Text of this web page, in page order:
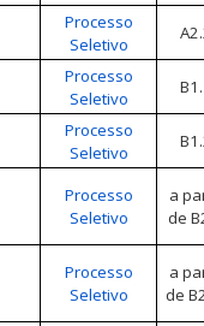
Processo
Seletivo
Processo
Seletivo
Processo
Seletivo
Processo
Seletivo
a
de
Processo
Seletivo
a
de